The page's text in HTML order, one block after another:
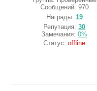
Сообщений: 970
Награды: 19
Репутация:30
Замечания:0%
Статус:offline